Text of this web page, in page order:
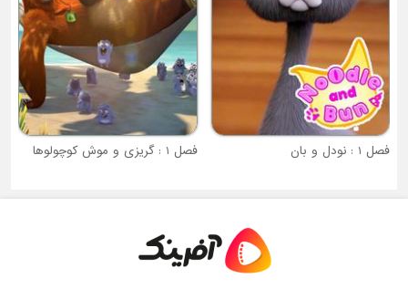
فصل 1 : گریزی و موش کوچولوها